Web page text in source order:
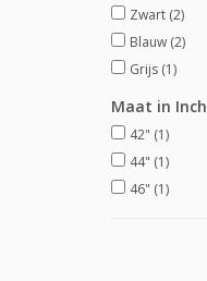
Zwart (2)
Blauw (2)
Grijs (1)
Maat in Inch
42" (1)
44" (1)
46" (1)